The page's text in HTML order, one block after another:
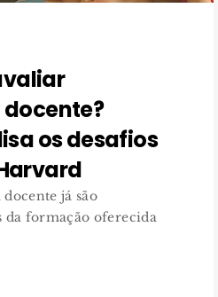
os desafios
já são
da formação oferecida